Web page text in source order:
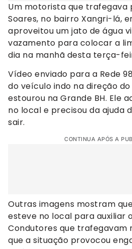
Um motorista que trafegava
Soares, no bairro Xangri-lá,
aproveitou um jato de água
vazamento para colocar a
dia na manhã desta terça-
Vídeo enviado para a Rede
do veículo indo na direção
estourou na Grande BH. Ele
no local e precisou da ajuda
sair.
CONTINUA APÓS A
Outras imagens mostram
esteve no local para auxiliar
Condutores que trafegavam
que a situação provocou